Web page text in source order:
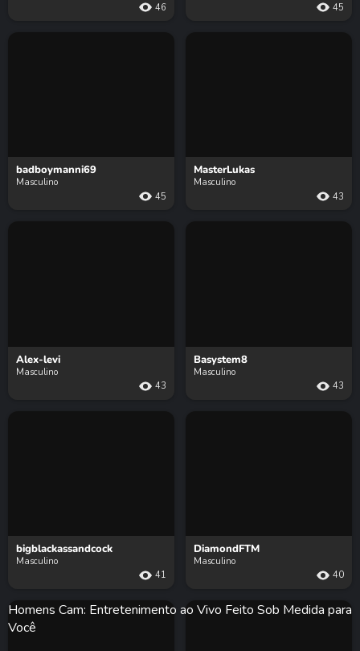
46
45
badboymanni69
Masculino
45
MasterLukas
Masculino
43
Alex-levi
Masculino
43
Basystem8
Masculino
43
bigblackassandcock
Masculino
41
DiamondFTM
Masculino
40
Homens Cam: Entretenimento ao Vivo Feito Sob Medida para
Você